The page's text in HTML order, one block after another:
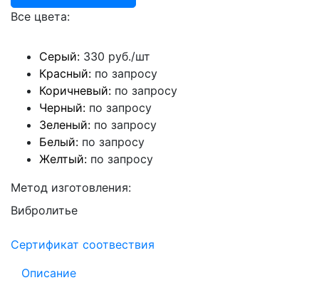
Все цвета:
Серый: 330 руб./шт
Красный: по запросу
Коричневый: по запросу
Черный: по запросу
Зеленый: по запросу
Белый: по запросу
Желтый: по запросу
Метод изготовления:
Вибролитье
Сертификат соотвествия
Описание